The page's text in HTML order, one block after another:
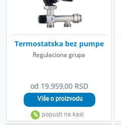
od 19.959,00 RSD
Termostatska bez pumpe
Regulaciona grupa